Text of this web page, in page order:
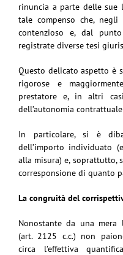
rinuncia a parte delle sue
tale compenso che,
contenzioso e, dal
registrate diverse tesi
Questo delicato aspetto
rigorose e
prestatore e, in altri
dell’autonomia
In particolare, si è
dell’importo individuato
alla misura) e, soprattutto,
corresponsione di quanto
La congruità del
Nonostante da una
(art. 2125 c.c.) non
circa l’effettiva